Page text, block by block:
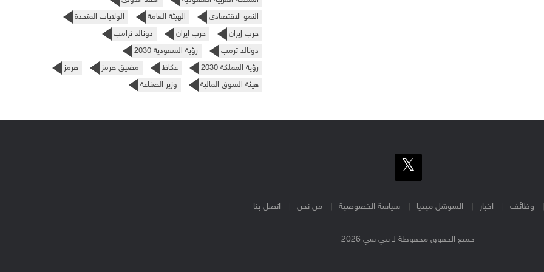
النمو الاقتصادي
الهيئة العامة
الولايات المتحدة
حرب إيران
حرب ايران
دونالد ترامب
دونالد ترمب
رؤية السعودية 2030
رؤية المملكة 2030
عكاظ مضيق هرمز
هرمز
هيئة السوق المالية
وزير الصناعة
وظائف اخبار السوشل ميديا سياسة الخصوصية من نحن اتصل بنا
جميع الحقوق محفوظة لـ تبي شي 2026